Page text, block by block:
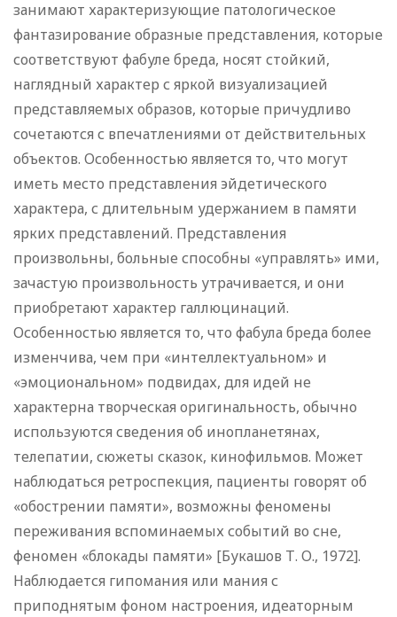
занимают характеризующие патологическое
фантазирование образные представления, которые
соответствуют фабуле бреда, носят стойкий,
наглядный характер с яркой визуализацией
представляемых образов, которые причудливо
сочетаются с впечатлениями от действительных
объектов. Особенностью является то, что могут
иметь место представления эйдетического
характера, с длительным удержанием в памяти
ярких представлений. Представления
произвольны, больные способны «управлять» ими,
зачастую произвольность утрачивается, и они
приобретают характер галлюцинаций.
Особенностью является то, что фабула бреда более
изменчива, чем при «интеллектуальном» и
«эмоциональном» подвидах, для идей не
характерна творческая оригинальность, обычно
используются сведения об инопланетянах,
телепатии, сюжеты сказок, кинофильмов. Может
наблюдаться ретроспекция, пациенты говорят об
«обострении памяти», возможны феномены
переживания вспоминаемых событий во сне,
феномен «блокады памяти» [Букашов Т. О., 1972].
Наблюдается гипомания или мания с
приподнятым фоном настроения, идеаторным